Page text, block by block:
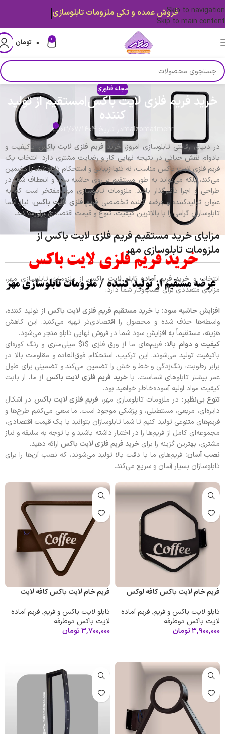
Skip to navigation
Skip to main content
0 ۰ تومان
مجله فناوری
خرید فریم فلزی لایت باکس|مستقیم از تولید
کننده
malzomatmehr
0
در دنیای رقابتی تابلوسازی امروز،خرید فریم فلزی لایت باکس باکیفیت و
بادوام نقش حیاتی در نتیجه نهایی کار و رضایت مشتری دارد. انتخاب یک
فریم فلزی لایت باکس مناسب، نه تنها زیبایی و استحکام تابلو شما را تضمین
می‌کند، بلکه می‌تواند به طور مستقیم بر روی حاشیه سود و انعطاف شما در
طراحی و اجرا تأثیرگذار باشد. ملزومات تابلوسازی مهر مفتخر است که به
عنوان تولیدکننده و عرضه کننده تخصصی فریم فلزی لایت باکس، نیاز شما
تابلوسازان گرامی را با بالاترین کیفیت، تنوع و قیمت اقتصادی برآورده کند.
مزایای خرید مستقیم فریم فلزی لایت باکس از
ملزومات تابلوسازی مهر
انتخاب و خرید فریم آماده تابلو لایت باکساز ملزومات تابلوسازی مهر،
مزایای متعددی برای کسب‌وکار شما دارد:
افزایش حاشیه سود: باخرید مستقیم فریم فلزی لایت باکس از تولید کننده،
واسطه‌ها حذف شده و محصول را اقتصادی‌تر تهیه می‌کنید. این کاهش
هزینه، مستقیماً به افزایش سود شما در فروش نهایی تابلو منجر می‌شود.
کیفیت و دوام بالا:
فریم‌های ما از ورق فلزی $1$ میلی‌متری و رنگ کوره‌ای
باکیفیت تولید می‌شوند. این ترکیب، استحکام فوق‌العاده و مقاومت بالا در
برابر رطوبت، زنگ‌زدگی و خط و خش را تضمین می‌کند و تضمینی برای طول
عمر بیشتر تابلوهای شماست. باخرید فریم فلزی لایت باکس از ما، از بابت
کیفیت مواد اولیه آسوده‌خاطر خواهید بود.
تنوع بی‌نظیر: در ملزومات تابلوسازی مهر، فریم فلزی لایت باکس در اشکال
دایره‌ای، مربعی، مستطیلی، و پزشکی موجود است. ما سعی می‌کنیم طرح‌ها و
فریم‌های متنوعی تولید کنیم تا شما تابلوسازان بتوانید با یک قیمت اقتصادی،
مجموعه‌ای کامل از فریم‌ها را در اختیار داشته باشید و با توجه به سلیقه و نیاز
مشتری، بهترین گزینه را برای خرید فریم فلزی لایت باکس ارائه دهید.
نصب آسان: فریم‌های ما با دقت بالا تولید می‌شوند، که نصب آن‌ها را برای
تابلوسازان بسیار آسان و سریع می‌کند.
فریم خام لایت باکس کافه لوکس
تابلو لایت باکس و فریم,فریم آماده
لایت باکس دوطرفه
۳,۹۰۰,۰۰۰تومان
فریم خام لایت باکس کافه لایت
تابلو لایت باکس و فریم,فریم آماده
لایت باکس دوطرفه
۳,۷۰۰,۰۰۰تومان
فروش عمده و تکی ملزومات تابلوسازی